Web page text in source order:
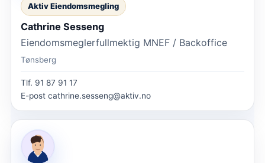
Aktiv Eiendomsmegling
Cathrine Sesseng
Eiendomsmeglerfullmektig MNEF / Backoffice
Tønsberg
Tlf. 91 87 91 17
E-post cathrine.sesseng@aktiv.no